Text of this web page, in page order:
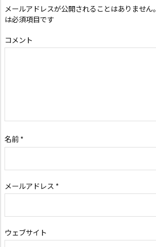
メールアドレスが公開されることはありません。
は必須項目です
コメント
名前*
メールアドレス *
ウェブサイト